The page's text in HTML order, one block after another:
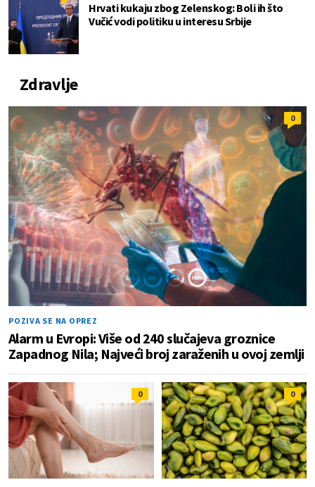
Hrvati kukaju zbog Zelenskog: Boli ih što
Vučić vodi politiku u interesu Srbije
Zdravlje
0
POZIVA SE NA OPREZ
Alarm u Evropi: Više od 240 slučajeva groznice
Zapadnog Nila; Najveći broj zaraženih u ovoj zemlji
0 0